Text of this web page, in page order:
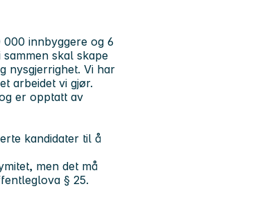
innbyggere og 6
skal skape
nysgjerrighet. Vi har
arbeidet vi gjør.
er opptatt av
kandidater til å
men det må
§ 25.